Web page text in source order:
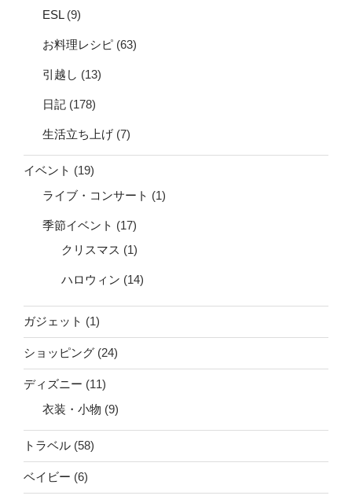
ESL(9)
お料理レシピ (63)
引越し (13)
日記 (178)
生活立ち上げ (7)
イベント (19)
ライブ・コンサート (1)
季節イベント (17)
クリスマス (1)
ハロウィン (14)
ガジェット (1)
ショッピング (24)
ディズニー (11)
衣装・小物 (9)
トラベル (58)
ベイビー (6)